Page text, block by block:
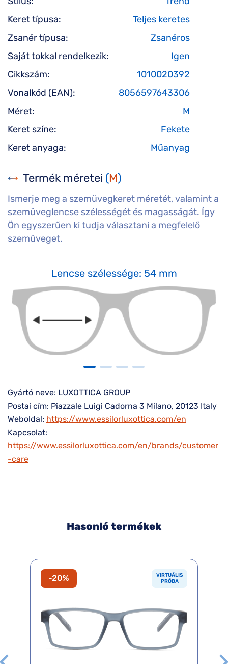
Keret típusa:
Teljes keretes
Zsanér típusa:
Zsanéros
Saját tokkal rendelkezik:
Igen
Cikkszám:
1010020392
Vonalkód (EAN):
8056597643306
Méret:
M
Keret színe:
Fekete
Keret anyaga:
Műanyag
Termék méretei (M)
Ismerje meg a szemüvegkeret méretét, valamint a
szemüveglencse szélességét és magasságát. Így
Ön egyszerűen ki tudja választani a megfelelő
szemüveget.
Lencse szélessége: 54 mm
Gyártó neve: LUXOTTICA GROUP
Postai cím: Piazzale Luigi Cadorna 3 Milano, 20123 Italy
Weboldal: https://www.essilorluxottica.com/en
Kapcsolat:
https://www.essilorluxottica.com/en/brands/customer
-care
Hasonló termékek
-20%
VIRTUÁLIS
PRÓBA